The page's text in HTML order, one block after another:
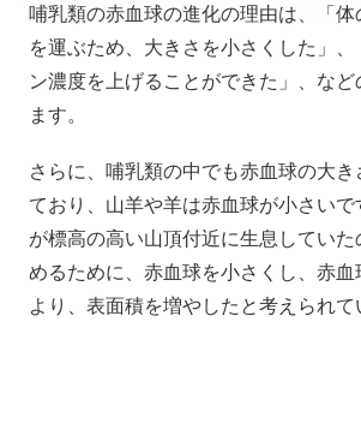
哺乳類の赤血球の進化の理由は、「
を運ぶため、大きさを小さくした」
ン濃度を上げることができた」、な
ます。
さらに、哺乳類の中でも赤血球の大
ており、山羊や羊は赤血球が小さい
が標高の高い山頂付近に生息してい
めるために、赤血球を小さくし、赤
より、表面積を増やしたと考えられて